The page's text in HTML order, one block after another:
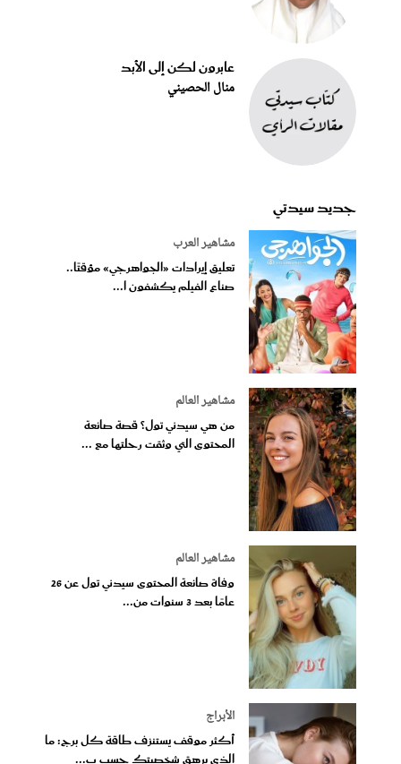
عابرون لكن إلى الأبد
منال الحصيني
جديد سيدتي
مشاهير العرب
تعليق إيرادات «الجواهرجي» مؤقتًا..
صناع الفيلم يكشفون ا...
مشاهير العالم
من هي سيدني تول؟ قصة صانعة
المحتوى التي وثقت رحلتها مع ...
مشاهير العالم
وفاة صانعة المحتوى سيدني تول عن 26
عامًا بعد 3 سنوات من...
الأبراج
أكثر موقف يستنزف طاقة كل برج: ما
الذي يرهق شخصيتك حسب ب...